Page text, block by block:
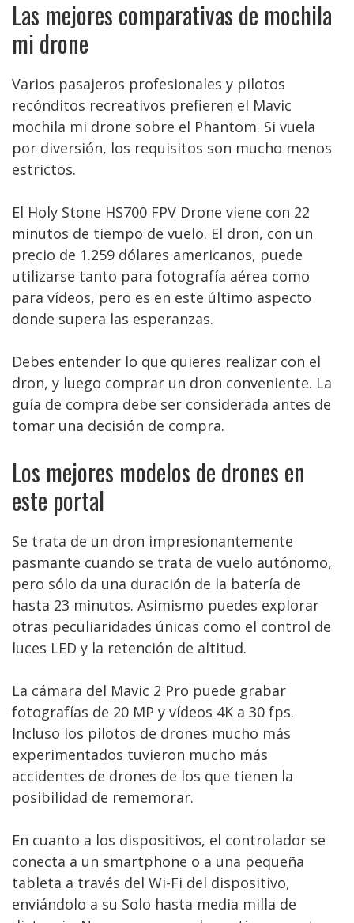
Las mejores comparativas de mochila
mi drone
Varios pasajeros profesionales y pilotos
recónditos recreativos prefieren el Mavic
mochila mi drone sobre el Phantom. Si vuela
por diversión, los requisitos son mucho menos
estrictos.
El Holy Stone HS700 FPV Drone viene con 22
minutos de tiempo de vuelo. El dron, con un
precio de 1.259 dólares americanos, puede
utilizarse tanto para fotografía aérea como
para vídeos, pero es en este último aspecto
donde supera las esperanzas.
Debes entender lo que quieres realizar con el
dron, y luego comprar un dron conveniente. La
guía de compra debe ser considerada antes de
tomar una decisión de compra.
Los mejores modelos de drones en
este portal
Se trata de un dron impresionantemente
pasmante cuando se trata de vuelo autónomo,
pero sólo da una duración de la batería de
hasta 23 minutos. Asimismo puedes explorar
otras peculiaridades únicas como el control de
luces LED y la retención de altitud.
La cámara del Mavic 2 Pro puede grabar
fotografías de 20 MP y vídeos 4K a 30 fps.
Incluso los pilotos de drones mucho más
experimentados tuvieron mucho más
accidentes de drones de los que tienen la
posibilidad de rememorar.
En cuanto a los dispositivos, el controlador se
conecta a un smartphone o a una pequeña
tableta a través del Wi-Fi del dispositivo,
enviándolo a su Solo hasta media milla de